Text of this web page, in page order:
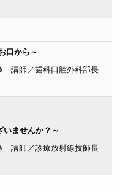
口から～
講師／歯科口腔外科部長
いませんか？～
講師／診療放射線技師長